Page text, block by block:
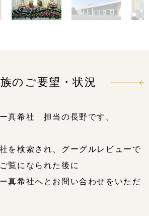
のご要望・状況
真希社 担当の長野です。
を検索され、グーグルレビューで
覧になられた後に
真希社へとお問い合わせをいただ